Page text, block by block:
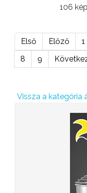
106
Első Előző 1
8
9
Vissza a kategória